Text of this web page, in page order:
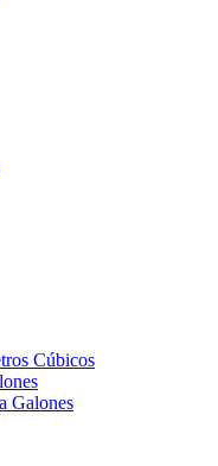
Cúbicos
Galones